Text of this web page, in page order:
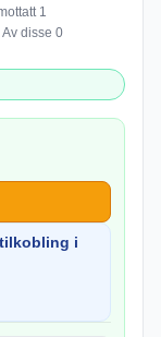
1
disse 0
i